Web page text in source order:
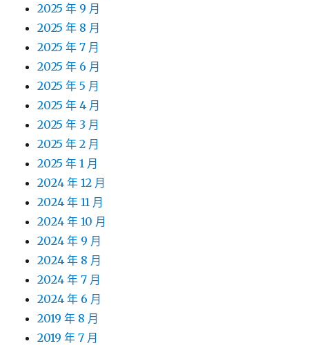
2025 年 9 月
2025 年 8 月
2025 年 7 月
2025 年 6 月
2025 年 5 月
2025 年 4 月
2025 年 3 月
2025 年 2 月
2025 年 1 月
2024 年 12 月
2024 年 11 月
2024 年 10 月
2024 年 9 月
2024 年 8 月
2024 年 7 月
2024 年 6 月
2019 年 8 月
2019 年 7 月